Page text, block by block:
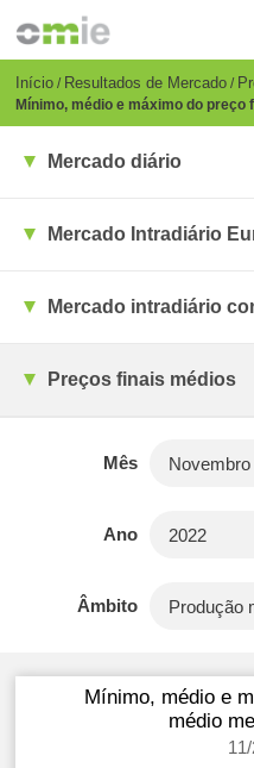
para
conteúdo
principal
Breadcrumb
Início Resultados de Mercado
Mínimo, médio e máximo do
Mercado diário
Mercado Intradiário
Mercado intradiário
Preços finais médios
Mês
Ano
Âmbito
Mínimo, médio e
médio